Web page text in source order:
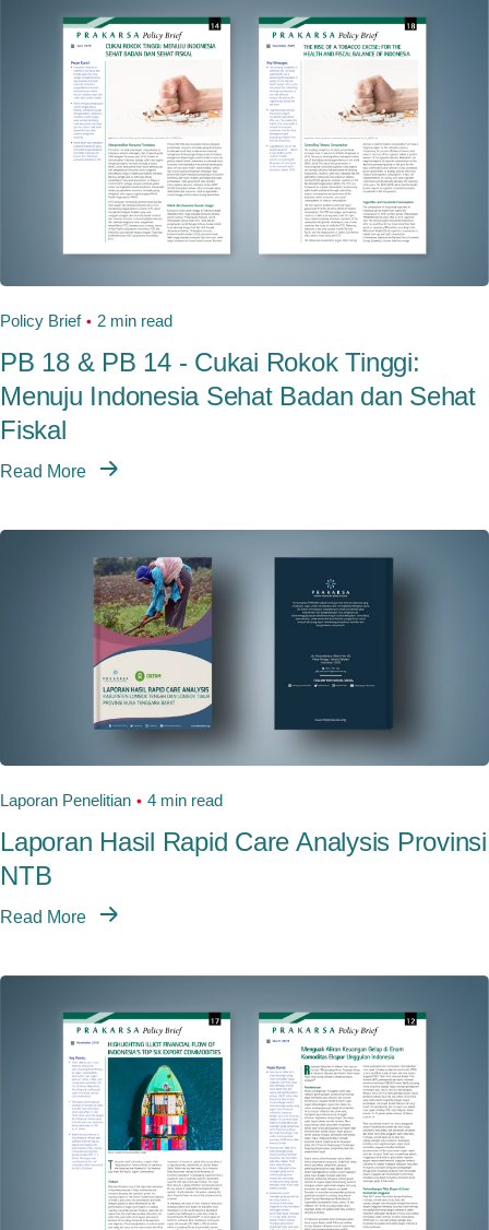
Policy Brief 2 min read
PB 18 & PB 14 - Cukai Rokok Tinggi:
Menuju Indonesia Sehat Badan dan Sehat
Fiskal
Read More
Laporan Penelitian 4 min read
Laporan Hasil Rapid Care Analysis Provinsi
NTB
Read More